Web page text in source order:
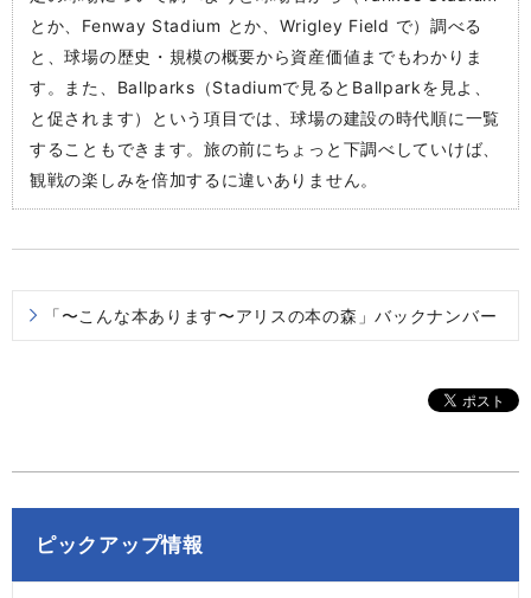
とか、Fenway Stadium とか、Wrigley Field で）調べる
と、球場の歴史・規模の概要から資産価値までもわかりま
す。また、Ballparks（Stadiumで見るとBallparkを見よ、
と促されます）という項目では、球場の建設の時代順に一覧
することもできます。旅の前にちょっと下調べしていけば、
観戦の楽しみを倍加するに違いありません。
「〜こんな本あります〜アリスの本の森」バックナンバー
ピックアップ情報